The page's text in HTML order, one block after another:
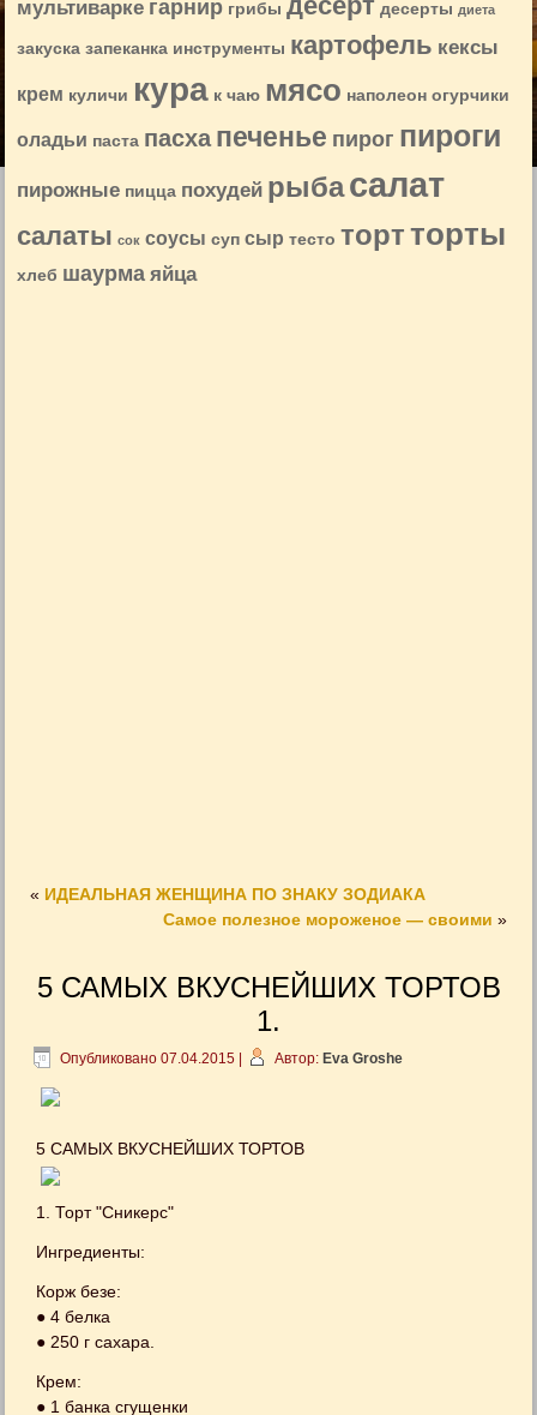
мультиварке гарнир грибы десерты диета
закуска запеканка инструменты картофель кексы
крем куличи кура к чаю мясо наполеон огурчики
оладьи паста пасха печенье пирог пироги
пирожные пицца похудей рыбасалат
салаты сок соусы суп сыр тесто торт торты
хлеб шаурма яйца
« ИДЕАЛЬНАЯ ЖЕНЩИНА ПО ЗНАКУ ЗОДИАКА
Самое полезное мороженое — своими »
5 САМЫХ ВКУСНЕЙШИХ ТОРТОВ
1.
Опубликовано 07.04.2015 Автор: Eva Groshe
5 САМЫХ ВКУСНЕЙШИХ ТОРТОВ
1. Торт "Сникерс"
Ингредиенты:
Корж безе:
● 4 белка
● 250 г сахара.
Крем:
● 1 банка сгущенки